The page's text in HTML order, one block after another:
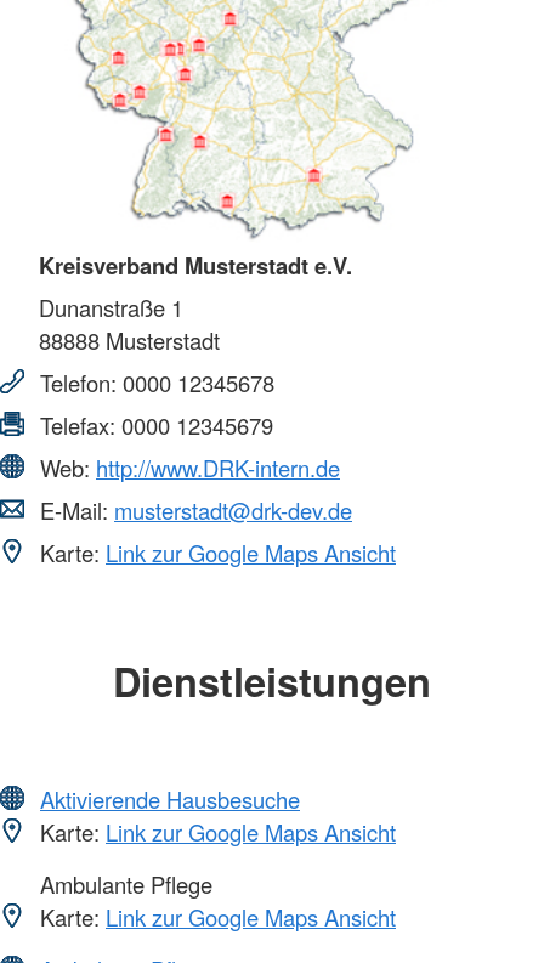
Kreisverband Musterstadt e.V.
Dunanstraße 1
88888 Musterstadt
Telefon: 0000 12345678
Telefax: 0000 12345679
Web: http://www.DRK-intern.de
E-Mail: musterstadt@drk-dev.de
Karte: Link zur Google Maps Ansicht
Dienstleistungen
Aktivierende Hausbesuche
Karte: Link zur Google Maps Ansicht
Ambulante Pflege
Karte: Link zur Google Maps Ansicht